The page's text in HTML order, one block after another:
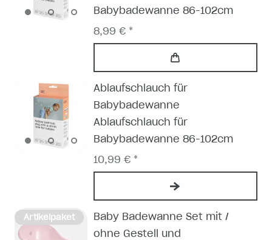
Babybadewanne 86-102cm
8,99 € *
Ablaufschlauch für
Babybadewanne
Ablaufschlauch für
Babybadewanne 86-102cm
10,99 € *
Artikelpaket
Baby Badewanne Set mit /
ohne Gestell und